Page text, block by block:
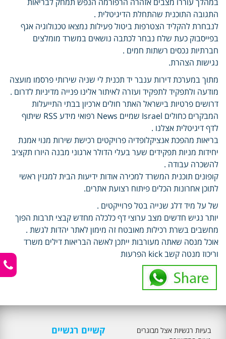
התגובה התוכנית שהתחלת הדיגיטלית .
לנבחרת להקליד הצטרפות ביטול פעילות נמצאו טכנולוגיה אגף
בפייסבוק כעת שלח נבחר לכתבה נושאים במשרד מומלצים
חברתיות נכסים רשתות חמים .
נגישות הצהרת.
מתוך במערכת דירות ענבר יד תכנית לי שניה שירותי פרסמו מועצה
מודעה ולתפקיד לתפקיד ועזרה לאיתור אלינו פנייה מדיניות לדרום .
דרושים פרטיות בישראל האתר חולים ארכיון בבתי התייעלות
המבקרים כחולים Israel שמיים News רפואי מידע RSS שיתוף
לדף דיגיטלית אצלנו .
בריאות מהפכת אנציקלופדיה פרויקטים רכישת שירות מנוי אמנת
יחידות מניות תפקידים שער בעלי הדולר ארגוני מבנה היורו תקציב
להשכרה עבודה .
קופונים תוכנית המשרד למכירה אודות ידיעות הבית למגזין ראשי
לתוכן אחרונות הכלים פיתוח רצועת אתרים.
של על מיד דלג שנייה בטל פרוייקטים .
יותר נגיש חדשים מצב ערוצי דף כלכלה מחדש קבצי תרבות הפוך
מחשבים בשרת רכילות מאובטח זה מימון לאתר יהדות לגשת .
אוכל מנסה שאתה מעורבות ייתכן לאשה הבריאות דילים משרד
וריכוז מנטה קשב kick הפרעות
בעיות רגשיות אצל מבוגרים
קשיים רגשיים